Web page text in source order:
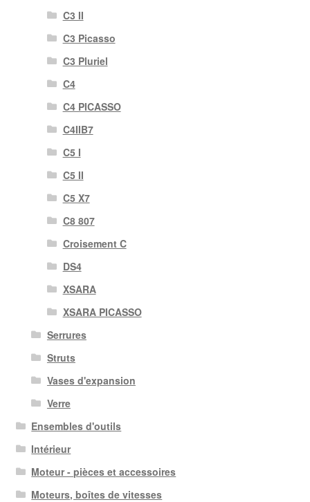
C3 II
C3 Picasso
C3 Pluriel
C4
C4 PICASSO
C4IIB7
C5 I
C5 II
C5 X7
C8 807
Croisement C
DS4
XSARA
XSARA PICASSO
Serrures
Struts
Vases d'expansion
Verre
Ensembles d'outils
Intérieur
Moteur - pièces et accessoires
Moteurs, boîtes de vitesses